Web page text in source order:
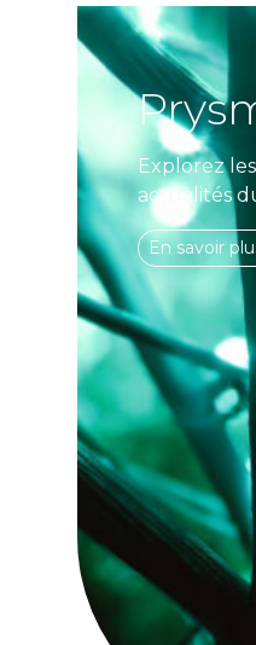
Explorez
actualités
En savoir